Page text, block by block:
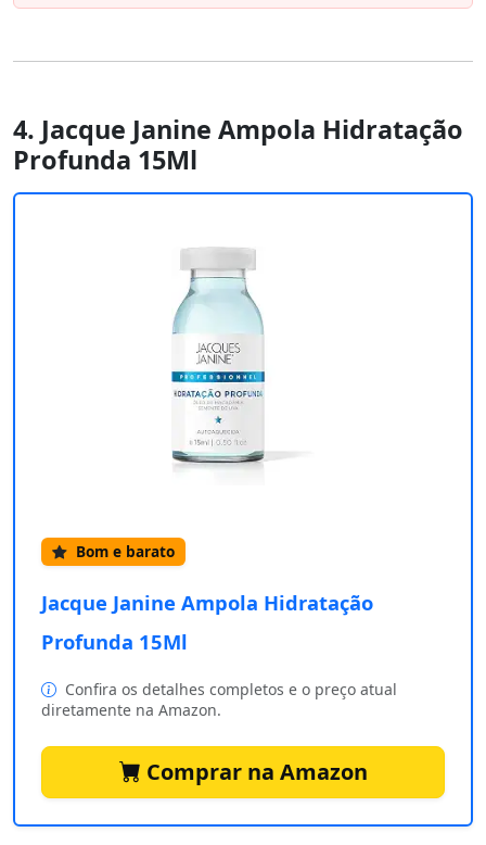
4. Jacque Janine Ampola Hidratação
Profunda 15Ml
Bom e barato
Jacque Janine Ampola Hidratação
Profunda 15Ml
Confira os detalhes completos e o preço atual
diretamente na Amazon.
Comprar na Amazon